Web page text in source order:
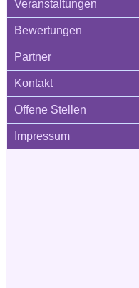
Veranstaltungen
Bewertungen
Partner
Kontakt
Offene Stellen
Impressum